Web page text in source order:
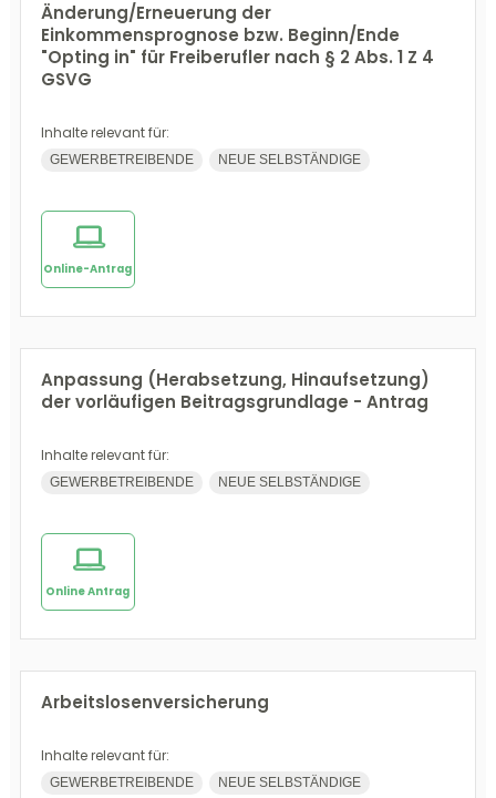
Änderung/Erneuerung der
Einkommensprognose bzw. Beginn/Ende
"Opting in" für Freiberufler nach § 2 Abs. 1 Z 4
GSVG
Inhalte relevant für:
GEWERBETREIBENDE NEUE SELBSTÄNDIGE
Online-Antrag
Anpassung (Herabsetzung, Hinaufsetzung)
der vorläufigen Beitragsgrundlage - Antrag
Inhalte relevant für:
GEWERBETREIBENDE NEUE SELBSTÄNDIGE
Online Antrag
Arbeitslosenversicherung
Inhalte relevant für:
GEWERBETREIBENDE NEUE SELBSTÄNDIGE